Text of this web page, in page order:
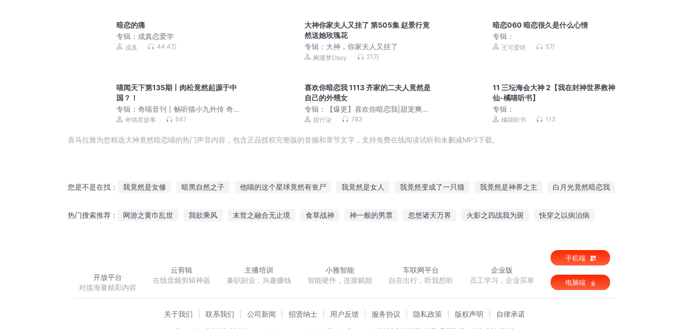
暗恋的痛
专辑： 成真恋爱学
成真 44.4万
大神你家夫人又挂了 第505集 赵景行竟
然送她玫瑰花
专辑： 大神，你家夫人又挂了
阑珊梦Dboy 21万
暗恋060 暗恋很久是什么心情
专辑：
王可爱咩 5万
喵闻天下第135期丨肉松竟然起源于中
国？！
专辑： 奇喵音刊丨畅听猫小九外传 奇喵
编辑部趣事 百科知识
奇喵君故事 547
喜欢你暗恋我 1113 齐家的二夫人竟然是
自己的外甥女
专辑：
【爆更】喜欢你暗恋我|甜宠爽文|
双洁1V1|阅文白金现言|真人多播
甜什柒 783
11 三坛海会大神 2【我在封神世界救神
仙-橘喵听书】
专辑：
橘喵听书 113
喜马拉雅为您精选大神竟然暗恋喵的热门声音内容，包含正品授权完整版的音频和章节文字，支持免费在线阅读试听和未删减MP3下载。
您是不是在找： 我竟然是女修 暗黑自然之子 他喵的这个星球竟然有丧尸 我竟然是女人 我竟然变成了一只猫 我竟然是神界之主 白月光竟然暗恋我
热门搜索推荐： 网游之黄巾乱世 我欲乘风 末世之融合无止境 食草战神 神一般的男票 忽悠诸天万界 火影之四战我为斑 快穿之以病治病
开放平台
对接海量精彩内容
云剪辑
在线音频剪辑神器
主播培训
兼职副业，兴趣赚钱
小雅智能
智能硬件，连接赋能
车联网平台
自在出行，听我想听
企业版
员工学习，企业买单
手机端
电脑端
关于我们 联系我们 公司新闻 招贤纳士 用户反馈 服务协议 隐私政策 版权声明 自律承诺